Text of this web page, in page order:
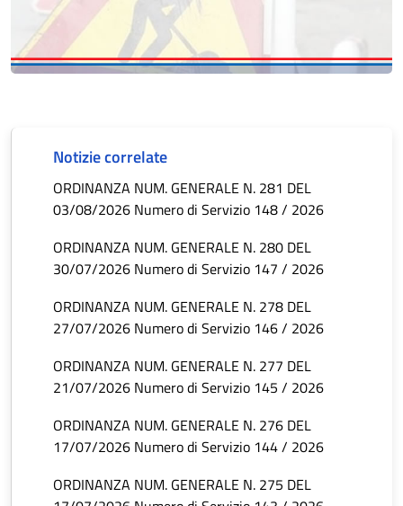
Notizie correlate
ORDINANZA NUM. GENERALE N. 281 DEL
03/08/2026 Numero di Servizio 148 / 2026
ORDINANZA NUM. GENERALE N. 280 DEL
30/07/2026 Numero di Servizio 147 / 2026
ORDINANZA NUM. GENERALE N. 278 DEL
27/07/2026 Numero di Servizio 146 / 2026
ORDINANZA NUM. GENERALE N. 277 DEL
21/07/2026 Numero di Servizio 145 / 2026
ORDINANZA NUM. GENERALE N. 276 DEL
17/07/2026 Numero di Servizio 144 / 2026
ORDINANZA NUM. GENERALE N. 275 DEL